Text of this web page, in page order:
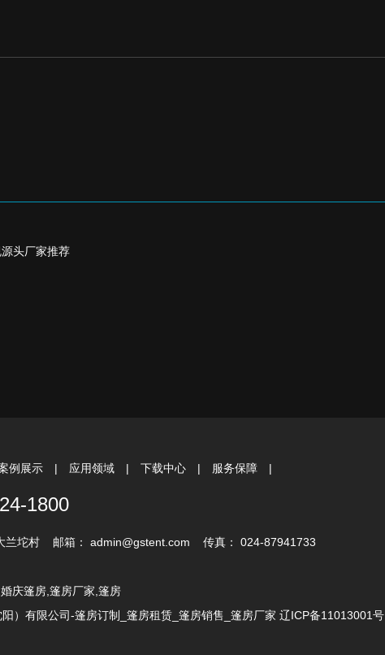
头厂家推荐
例展示 | 应用领域 | 下载中心 | 服务保障 |
1800
兰坨村 邮箱： admin@gstent.com 传真： 024-87941733
庆篷房,篷房厂家,篷房
）有限公司-篷房订制_篷房租赁_篷房销售_篷房厂家 辽ICP备11013001号